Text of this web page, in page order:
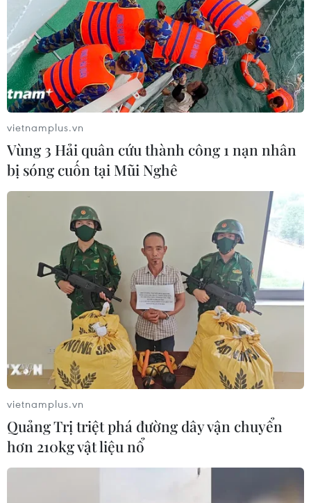
vietnamplus.vn
Vùng 3 Hải quân cứu thành công 1 nạn nhân
bị sóng cuốn tại Mũi Nghê
vietnamplus.vn
Quảng Trị triệt phá đường dây vận chuyển
hơn 210kg vật liệu nổ